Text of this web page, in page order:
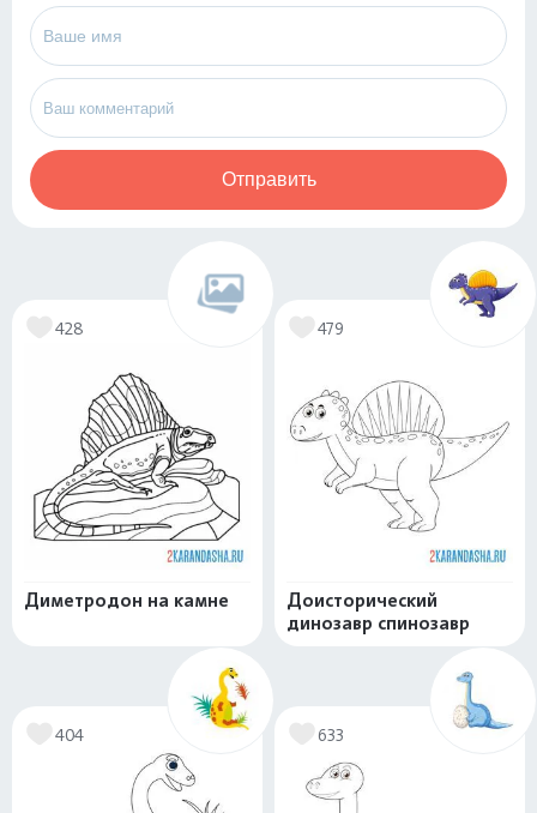
Отправить
428
Диметродон на камне
479
Доисторический
динозавр спинозавр
404 633